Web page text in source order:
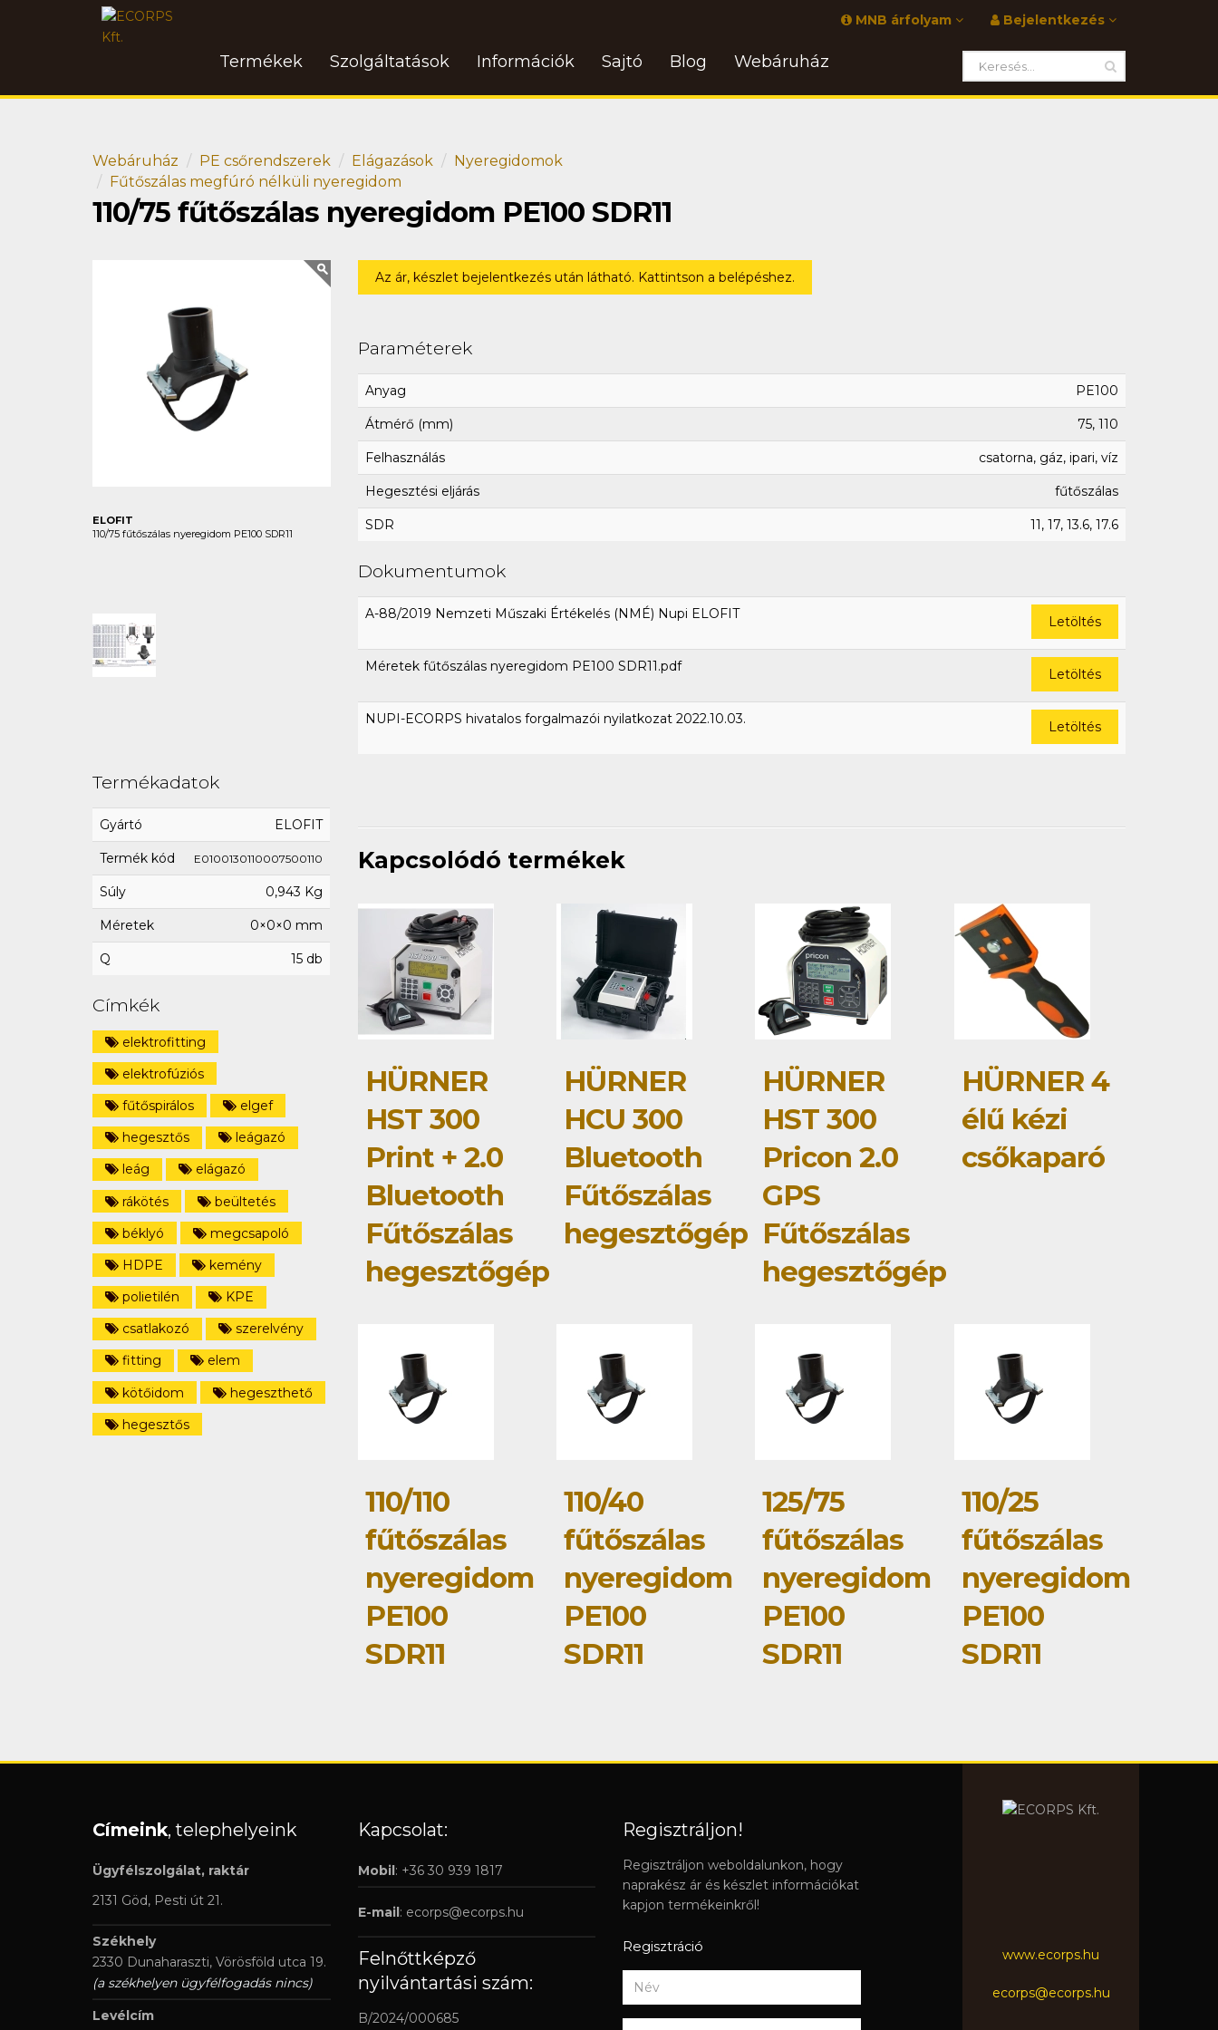
Bejelentkezés
MNB árfolyam
Termékek Szolgáltatások Információk Sajtó Blog Webáruház
Webáruház PE csőrendszerek Elágazások
Nyeregidomok
Fűtőszálas megfúró nélküli nyeregidom
110/75 fűtőszálas nyeregidom PE100 SDR11
ELOFIT
110/75 fűtőszálas nyeregidom PE100 SDR11
Az ár, készlet bejelentkezés után látható. Kattintson a belépéshez.
Paraméterek
Anyag PE100
Átmérő (mm) 75, 110
Felhasználás csatorna, gáz, ipari, víz
Hegesztési eljárás fűtőszálas
SDR 11, 17, 13.6, 17.6
Dokumentumok
A-88/2019 Nemzeti Műszaki Értékelés (NMÉ) Nupi ELOFIT Letöltés
Méretek fűtőszálas nyeregidom PE100 SDR11.pdf Letöltés
NUPI-ECORPS hivatalos forgalmazói nyilatkozat 2022.10.03. Letöltés
Termékadatok
Gyártó ELOFIT
Termék kód E0100130110007500110
Súly 0,943 Kg
Méretek 0×0×0 mm
Q 15 db
Címkék
elektrofitting
elektrofúziós
fűtőspirálos
elgef
hegesztős
leágazó
leág
elágazó
rákötés
beültetés
béklyó
megcsapoló
HDPE
kemény
polietilén
KPE
csatlakozó
szerelvény
fitting
elem
kötőidom
hegeszthető
hegesztős
Kapcsolódó termékek
HÜRNER
HST 300
Print + 2.0
Bluetooth
Fűtőszálas
hegesztőgép
HÜRNER
HCU 300
Bluetooth
Fűtőszálas
hegesztőgép
HÜRNER
HST 300
Pricon 2.0
GPS
Fűtőszálas
hegesztőgép
HÜRNER 4
élű kézi
csőkaparó
110/110
fűtőszálas
nyeregidom
PE100
SDR11
110/40
fűtőszálas
nyeregidom
PE100
SDR11
125/75
fűtőszálas
nyeregidom
PE100
SDR11
110/25
fűtőszálas
nyeregidom
PE100
SDR11
Címeink, telephelyeink
Ügyfélszolgálat, raktár
2131 Göd, Pesti út 21.
Székhely
2330 Dunaharaszti, Vörösföld utca 19.
(a székhelyen ügyfélfogadás nincs)
Levélcím
Kapcsolat:
Mobil: +36 30 939 1817
E-mail: ecorps@ecorps.hu
Felnőttképző
nyilvántartási szám:
B/2024/000685
Regisztráljon!
Regisztráljon weboldalunkon, hogy
naprakész ár és készlet információkat
kapjon termékeinkről!
Regisztráció www.ecorps.hu
ecorps@ecorps.hu